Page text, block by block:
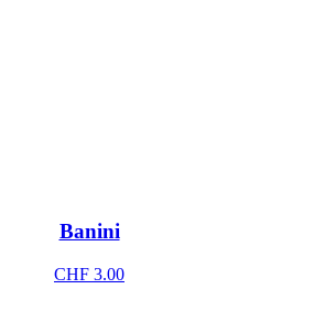
Banini
CHF 3.00